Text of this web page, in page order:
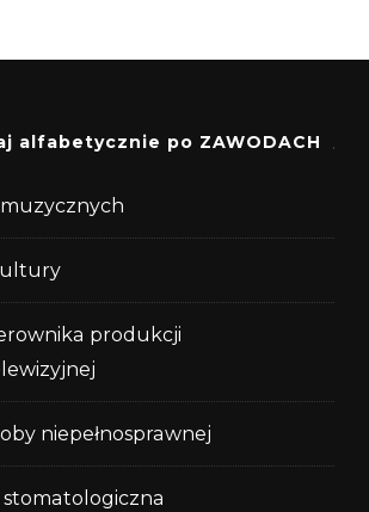
alfabetycznie po ZAWODACH
produkcji
niepełnosprawnej